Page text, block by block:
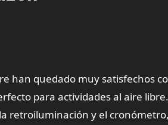
han quedado muy satisfechos
para actividades al aire libre.
retroiluminación y el